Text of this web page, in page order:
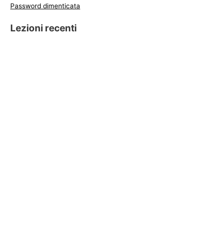
Password dimenticata
Lezioni recenti